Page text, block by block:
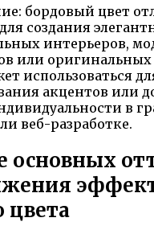
бордовый цвет
создания
интерьеров,
или
использоваться
акцентов или
в
веб-разработке.
основных
цвета